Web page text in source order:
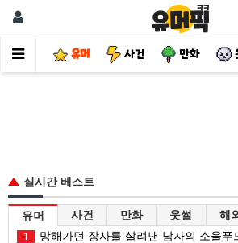
유머 사건 만화
실시간 베스트
유머 사건 만화 웃썰 해
1 망해가던 장사를 살려낸 남자의 소울푸드